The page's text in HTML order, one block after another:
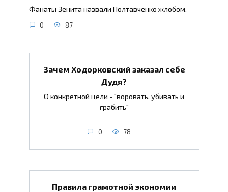
Фанаты Зенита назвали Полтавченко жлобом.
0 87
Зачем Ходорковский заказал себе
Дудя?
О конкретной цели - "воровать, убивать и
грабить"
0 78
Правила грамотной экономии